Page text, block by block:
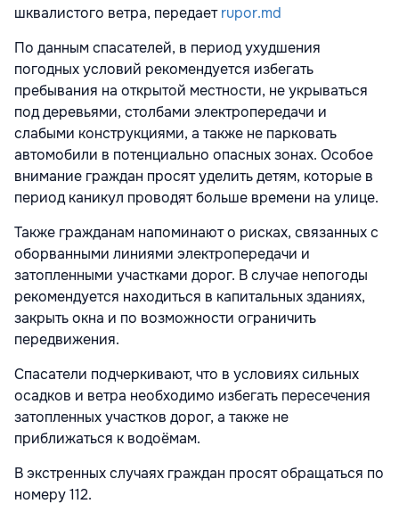
шквалистого ветра, передаетrupor.md
По данным спасателей, в период ухудшения
погодных условий рекомендуется избегать
пребывания на открытой местности, не укрываться
под деревьями, столбами электропередачи и
слабыми конструкциями, а также не парковать
автомобили в потенциально опасных зонах. Особое
внимание граждан просят уделить детям, которые в
период каникул проводят больше времени на улице.
Также гражданам напоминают о рисках, связанных с
оборванными линиями электропередачи и
затопленными участками дорог. В случае непогоды
рекомендуется находиться в капитальных зданиях,
закрыть окна и по возможности ограничить
передвижения.
Спасатели подчеркивают, что в условиях сильных
осадков и ветра необходимо избегать пересечения
затопленных участков дорог, а также не
приближаться к водоёмам.
В экстренных случаях граждан просят обращаться по
номеру 112.